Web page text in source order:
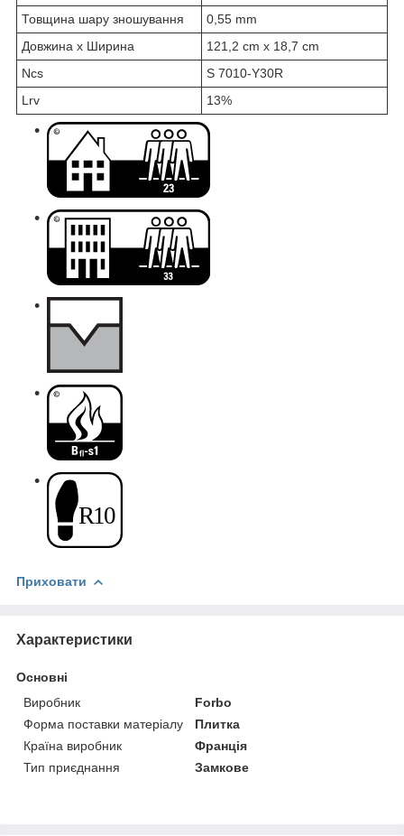
Товщина шару зношування
0,55 mm
Довжина х Ширина
121,2 cm x 18,7 cm
Ncs
S 7010-Y30R
Lrv
13%
Приховати
Характеристики
Основні
Виробник
Forbo
Форма поставки матеріалу
Плитка
Країна виробник
Франція
Тип приєднання
Замкове